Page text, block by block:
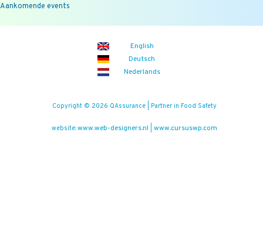
Aankomende events
English
Deutsch
Nederlands
Copyright © 2026 QAssurance | Partner in Food Safety
website: www.web-designers.nl www.cursuswp.com